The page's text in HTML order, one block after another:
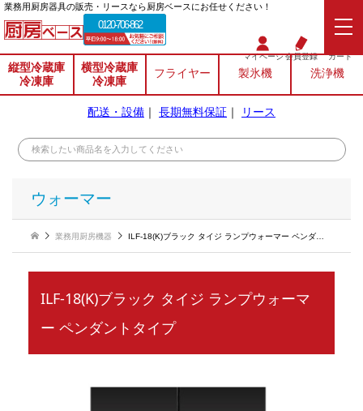
業務⽤厨房器具の販売・リースなら厨房ベースにお任せください！
0120-706-862
マイページ会員登録 カート
縦型冷蔵庫
冷凍庫
横型冷蔵庫
冷凍庫
フライヤー 製氷機 洗浄機
配送・設備 ｜ 長期無料保証 ｜ リース
ウォーマー
業務用厨房機器 ILF-18(K)ブラック タイジ ランプウォーマー ペンダントタイプ
ILF-18(K)ブラック タイジ ランプウォーマ
ー ペンダントタイプ